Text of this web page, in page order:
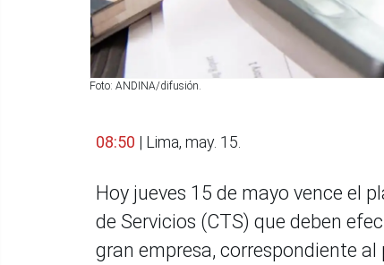
Foto: ANDINA/difusión.
08:50 | Lima, may. 15.
Hoy jueves 15 de mayo vence el
de Servicios (CTS) que deben
gran empresa, correspondiente